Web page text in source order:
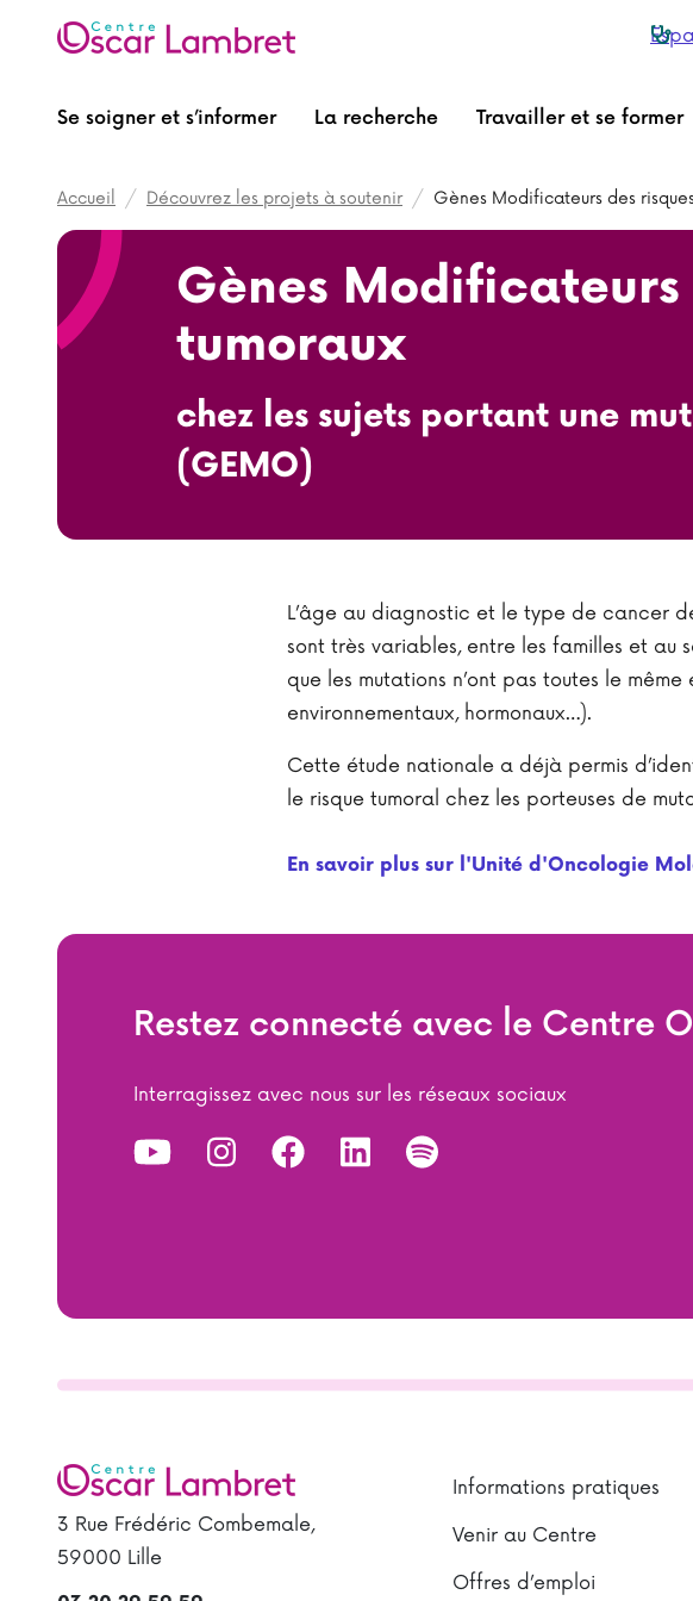
Se soigner et s’informer La recherche Travailler et se former
Fil d'Ariane
Accueil Découvrez les projets à soutenir Gènes Modificateurs des
Gènes Modificateurs
tumoraux
chez les sujets portant une
(GEMO)
L’âge au diagnostic et le type de cancer
sont très variables, entre les familles et au
que les mutations n’ont pas toutes le
environnementaux, hormonaux…).
Cette étude nationale a déjà permis
le risque tumoral chez les porteuses de
En savoir plus sur l'Unité d'Oncologie
Restez connecté avec le Centre
Interragissez avec nous sur les réseaux sociaux
3 Rue Frédéric Combemale,
59000 Lille
Informations pratiques
Venir au Centre
Offres d’emploi